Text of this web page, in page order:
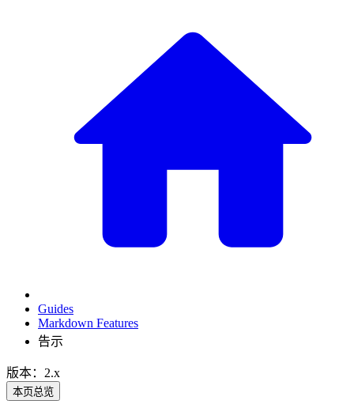
Guides
Markdown Features
告示
版本：2.x
本页总览